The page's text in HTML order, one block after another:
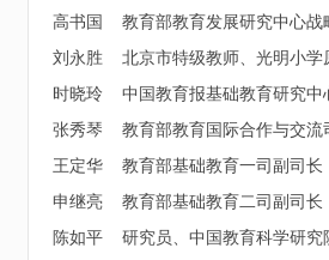
高书国 教育部教育发展研究中心
刘永胜 北京市特级教师、光明小
时晓玲 中国教育报基础教育研究中
张秀琴 教育部教育国际合作与交流
王定华 教育部基础教育一司副司长
申继亮 教育部基础教育二司副司长
陈如平 研究员、中国教育科学研究